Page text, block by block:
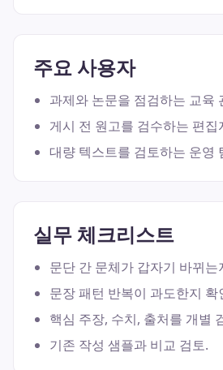
주요 사용자
과제와 논문을 점검하는 교육
게시 전 원고를 검수하는 편집
대량 텍스트를 검토하는 운영
실무 체크리스트
문단 간 문체가 갑자기 바뀌는
문장 패턴 반복이 과도한지 확
핵심 주장, 수치, 출처를 개별
기존 작성 샘플과 비교 검토.